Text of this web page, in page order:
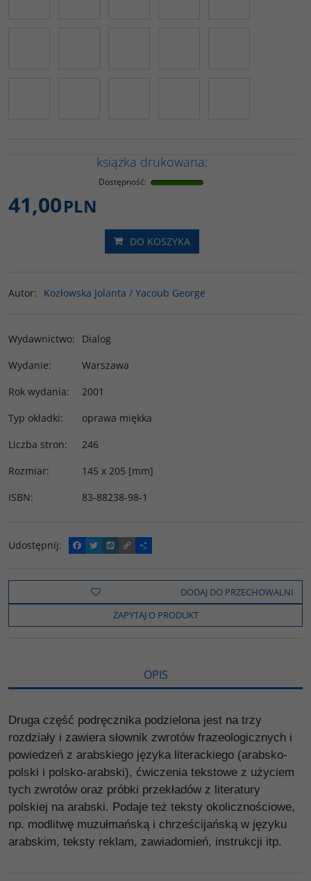
książka drukowana:
Dostępność:
41,00PLN
DO KOSZYKA
Autor: Kozłowska Jolanta / Yacoub George
Wydawnictwo:
Dialog
Wydanie:
Warszawa
Rok wydania:
2001
Typ okładki:
oprawa miękka
Liczba stron:
246
Rozmiar:
145 x 205 [mm]
ISBN: 83-88238-98-1
Udostępnij:
F
a
e
o
k
T
w
t
t
e
W
y
o
C
o
y
i
n
k
P
o
z
e
l
s
DODAJ DO PRZECHOWALNI
ZAPYTAJ O PRODUKT
OPIS
Druga część podręcznika podzielona jest na trzy
rozdziały i zawiera słownik zwrotów frazeologicznych i
powiedzeń z arabskiego języka literackiego (arabsko-
polski i polsko-arabski), ćwiczenia tekstowe z użyciem
tych zwrotów oraz próbki przekładów z literatury
polskiej na arabski. Podaje też teksty okolicznościowe,
np. modlitwę muzułmańską i chrześcijańską w języku
arabskim, teksty reklam, zawiadomień, instrukcji itp.